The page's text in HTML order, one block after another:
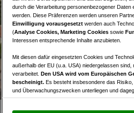
durch die Verarbeitung personenbezogener
werden. Diese Präferenzen werden unseren
Einwilligung vorausgesetzt werden auch
(Analyse Cookies, Marketing Cookies sowie
Interessen entsprechende Inhalte anzubieten.
Mit diesen dafür eingesetzten Cookies und
außerhalb der EU (u.a. USA) niedergelassen
verarbeitet. Den USA wird vom Europäischen
bescheinigt. Es besteht insbesondere das
und Überwachungszwecken unterliegen und